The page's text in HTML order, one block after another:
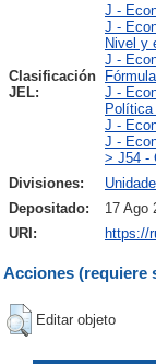
Clasificación
JEL:
J -
J -
Nivel y
J -
J -
J -
J -
> J54 -
Divisiones:
Depositado:
17 Ago
URI:
https://
Acciones (requiere
Editar objeto